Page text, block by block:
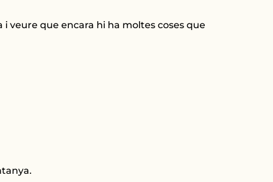
veure que encara hi ha moltes coses que